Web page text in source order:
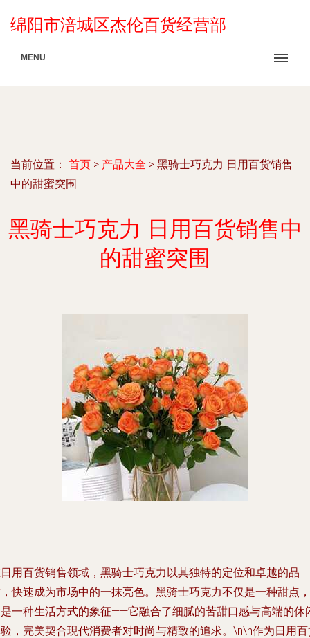
绵阳市涪城区杰伦百货经营部
MENU
当前位置： 首页 > 产品大全 > 黑骑士巧克力 日用百货销售
中的甜蜜突围
黑骑士巧克力 日用百货销售中
的甜蜜突围
用百货销售领域，黑骑士巧克力以其独特的定位和卓越的品
快速成为市场中的一抹亮色。黑骑士巧克力不仅是一种甜点，
一种生活方式的象征——它融合了细腻的苦甜口感与高端的休
，完美契合現代消费者对时尚与精致的追求。\n\n作为日用